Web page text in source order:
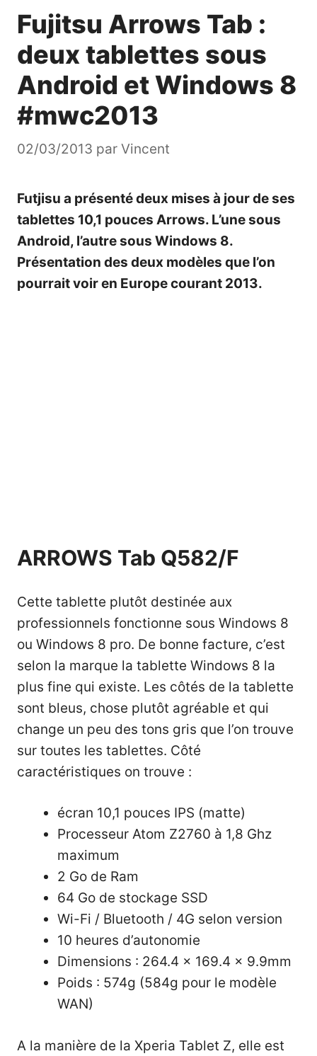
Fujitsu Arrows Tab :
deux tablettes sous
Android et Windows 8
#mwc2013
02/03/2013 par Vincent
Futjisu a présenté deux mises à jour de ses
tablettes 10,1 pouces Arrows. L’une sous
Android, l’autre sous Windows 8.
Présentation des deux modèles que l’on
pourrait voir en Europe courant 2013.
ARROWS Tab Q582/F
Cette tablette plutôt destinée aux
professionnels fonctionne sous Windows 8
ou Windows 8 pro. De bonne facture, c’est
selon la marque la tablette Windows 8 la
plus fine qui existe. Les côtés de la tablette
sont bleus, chose plutôt agréable et qui
change un peu des tons gris que l’on trouve
sur toutes les tablettes. Côté
caractéristiques on trouve :
écran 10,1 pouces IPS (matte)
Processeur Atom Z2760 à 1,8 Ghz
maximum
2 Go de Ram
64 Go de stockage SSD
Wi-Fi / Bluetooth / 4G selon version
10 heures d’autonomie
Dimensions : 264.4 × 169.4 × 9.9mm
Poids : 574g (584g pour le modèle
WAN)
A la manière de la Xperia Tablet Z, elle est